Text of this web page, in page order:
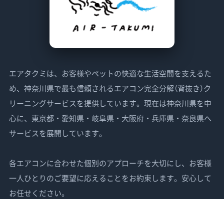
エアタクミは、お客様やペットの快適な生活空間を支えるた
め、神奈川県で最も信頼されるエアコン完全分解（背抜き）ク
リーニングサービスを提供しています。現在は神奈川県を中
心に、東京都・愛知県・岐阜県・大阪府・兵庫県・奈良県へ
サービスを展開しています。
各エアコンに合わせた個別のアプローチを大切にし、お客様
一人ひとりのご要望に応えることをお約束します。安心して
お任せください。